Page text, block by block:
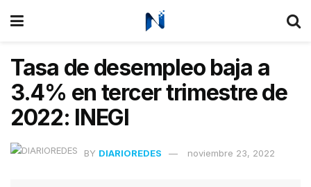
Tasa de desempleo baja a
3.4% en tercer trimestre de
2022: INEGI
BY DIARIOREDES noviembre 23, 2022